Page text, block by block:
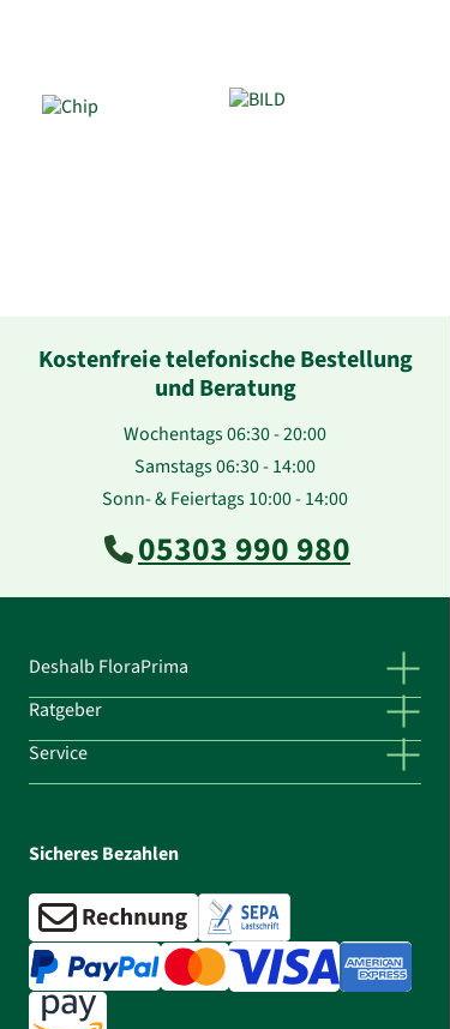
Kostenfreie telefonische Bestellung
und Beratung
Wochentags 06:30 - 20:00
Samstags 06:30 - 14:00
Sonn- & Feiertags 10:00 - 14:00
05303 990 980
Deshalb FloraPrima
Ratgeber
Service
Sicheres Bezahlen